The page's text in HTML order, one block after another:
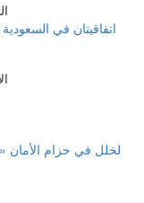
اتفاقيتان في
«التجارة»: استدعاء 96 مركبة «أودي Q5» لخلل في حزام الأمان